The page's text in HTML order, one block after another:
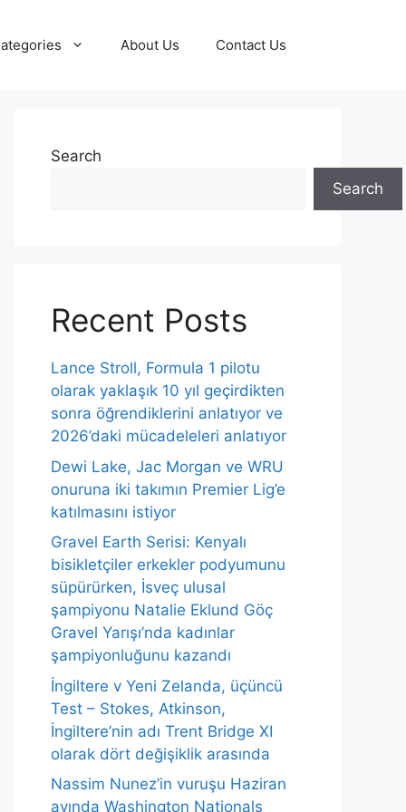
About Us Contact Us
Search
Search
Recent Posts
Lance Stroll, Formula 1 pilotu
olarak yaklaşık 10 yıl geçirdikten
sonra öğrendiklerini anlatıyor ve
2026’daki mücadeleleri anlatıyor
Dewi Lake, Jac Morgan ve WRU
onuruna iki takımın Premier Lig’e
katılmasını istiyor
Gravel Earth Serisi: Kenyalı
bisikletçiler erkekler podyumunu
süpürürken, İsveç ulusal
şampiyonu Natalie Eklund Göç
Gravel Yarışı’nda kadınlar
şampiyonluğunu kazandı
İngiltere v Yeni Zelanda, üçüncü
Test – Stokes, Atkinson,
İngiltere’nin adı Trent Bridge XI
olarak dört değişiklik arasında
Nassim Nunez’in vuruşu Haziran
ayında Washington Nationals